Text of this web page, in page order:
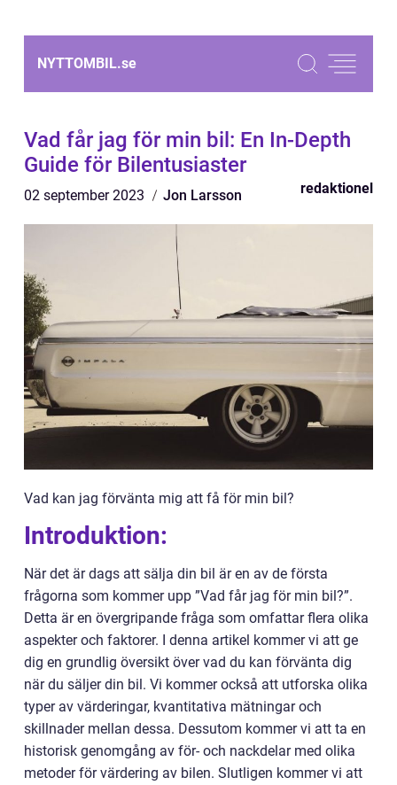
NYTTOMBIL.se
Vad får jag för min bil: En In-Depth
Guide för Bilentusiaster
02 september 2023 Jon Larsson redaktionel
Vad kan jag förvänta mig att få för min bil?
Introduktion:
När det är dags att sälja din bil är en av de första
frågorna som kommer upp ”Vad får jag för min bil?”.
Detta är en övergripande fråga som omfattar flera olika
aspekter och faktorer. I denna artikel kommer vi att ge
dig en grundlig översikt över vad du kan förvänta dig
när du säljer din bil. Vi kommer också att utforska olika
typer av värderingar, kvantitativa mätningar och
skillnader mellan dessa. Dessutom kommer vi att ta en
historisk genomgång av för- och nackdelar med olika
metoder för värdering av bilen. Slutligen kommer vi att